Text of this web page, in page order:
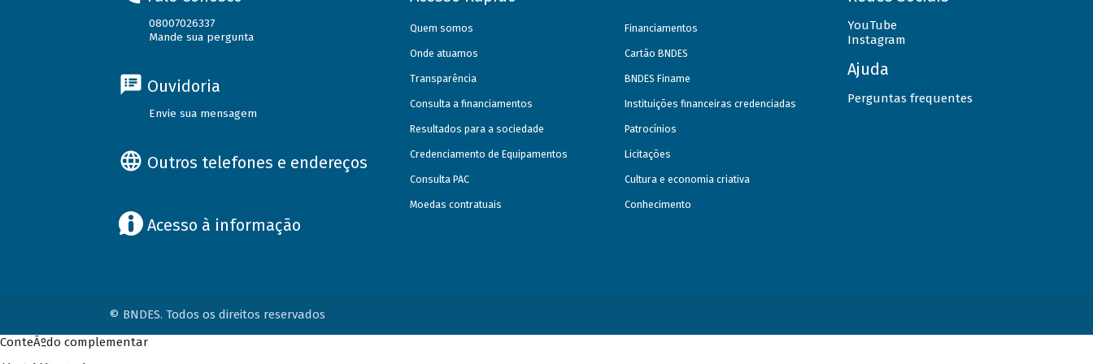
08007026337
Mande sua pergunta
Ouvidoria
Envie sua mensagem
Outros telefones e endereços
Acesso à informação
Quem somos
Onde atuamos
Transparência
Consulta a financiamentos
Resultados para a sociedade
Credenciamento de Equipamentos
Consulta PAC
Moedas contratuais
Financiamentos
Cartão BNDES
BNDES Finame
Instituições financeiras credenciadas
Patrocínios
Licitações
Cultura e economia criativa
Conhecimento
YouTube
Instagram
Ajuda
Perguntas frequentes
© BNDES. Todos os direitos reservados
ConteÃºdo complementar